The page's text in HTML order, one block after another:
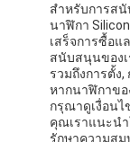
สําหรับการส
นาฬิกา
เสร็จการซื้อ
สนับสนุนของ
รวมถึงการตั้ง
หากนาฬิกาข
กรุณาดูเงื่อน
คุณเราแนะนํ
รักษาความส